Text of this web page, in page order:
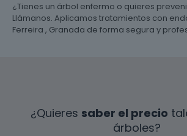
¿Tienes un árbol enfermo o quieres
Llámanos. Aplicamos tratamientos con
Ferreira , Granada de forma segura y
¿Quieres saber el precio
árboles?